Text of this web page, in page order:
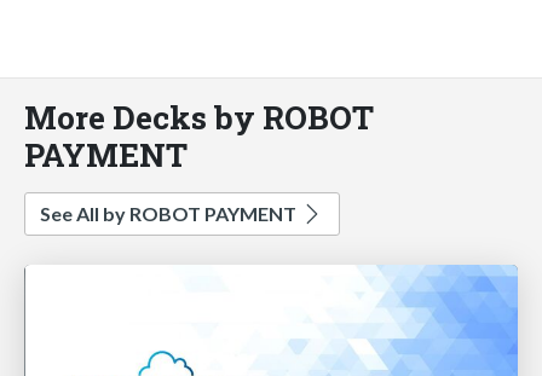
More Decks by ROBOT
PAYMENT
See All by ROBOT PAYMENT